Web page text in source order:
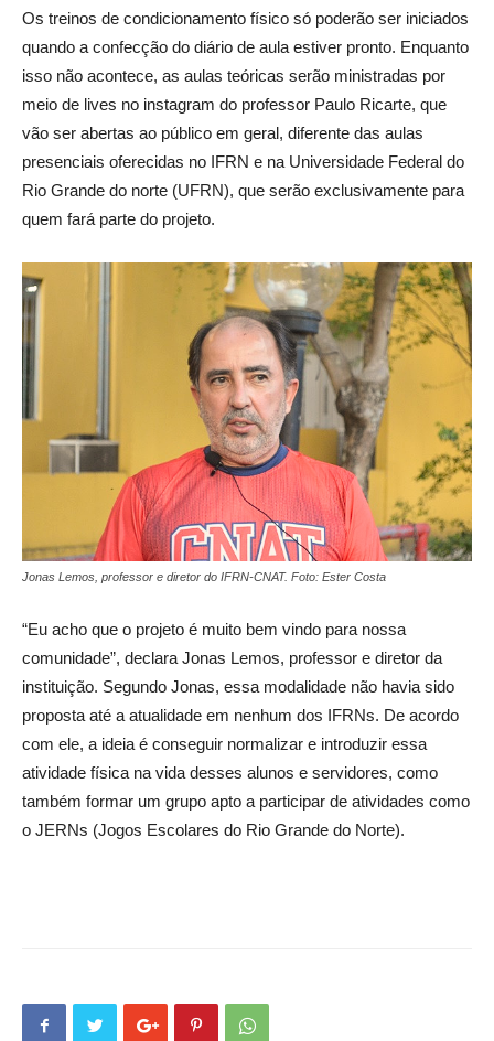
Os treinos de condicionamento físico só poderão ser iniciados
quando a confecção do diário de aula estiver pronto. Enquanto
isso não acontece, as aulas teóricas serão ministradas por
meio de lives no instagram do professor Paulo Ricarte, que
vão ser abertas ao público em geral, diferente das aulas
presenciais oferecidas no IFRN e na Universidade Federal do
Rio Grande do norte (UFRN), que serão exclusivamente para
quem fará parte do projeto.
Jonas Lemos, professor e diretor do IFRN-CNAT. Foto: Ester Costa
“Eu acho que o projeto é muito bem vindo para nossa
comunidade”, declara Jonas Lemos, professor e diretor da
instituição. Segundo Jonas, essa modalidade não havia sido
proposta até a atualidade em nenhum dos IFRNs. De acordo
com ele, a ideia é conseguir normalizar e introduzir essa
atividade física na vida desses alunos e servidores, como
também formar um grupo apto a participar de atividades como
o JERNs (Jogos Escolares do Rio Grande do Norte).